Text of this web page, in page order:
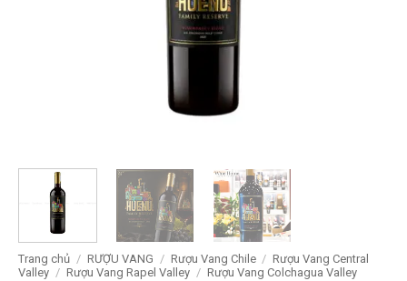
Trang chủ / RƯỢU VANG / Rượu Vang Chile / Rượu Vang Central
Valley / Rượu Vang Rapel Valley / Rượu Vang Colchagua Valley